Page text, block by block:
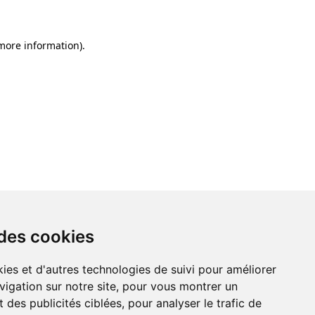
cookies
et d'autres technologies de suivi pour améliorer
sur notre site, pour vous montrer un
des publicités ciblées, pour analyser le trafic de
information).